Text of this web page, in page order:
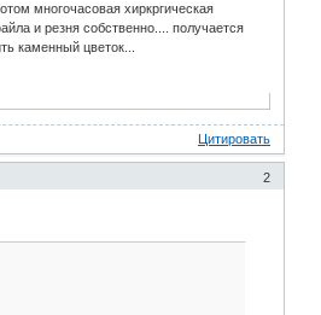
многочасовая хиркргическая
и резня собственно.... получается
каменный цветок...
Цитировать
2